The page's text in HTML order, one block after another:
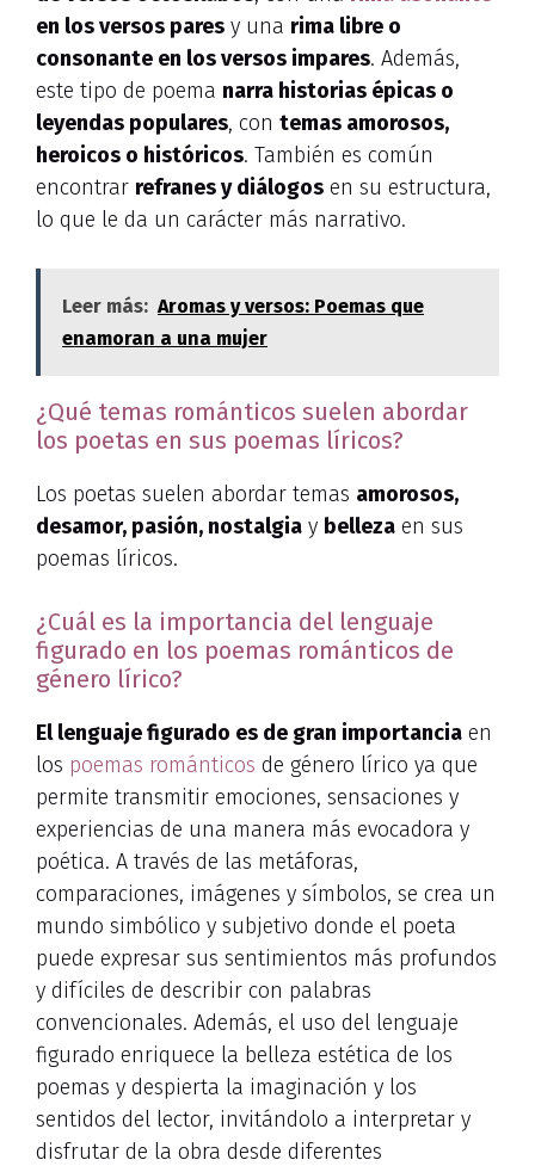
en los versos pares y una rima libre o
consonante en los versos impares. Además,
este tipo de poema narra historias épicas o
leyendas populares, con temas amorosos,
heroicos o históricos. También es común
encontrar refranes y diálogos en su estructura,
lo que le da un carácter más narrativo.
Leer más: Aromas y versos: Poemas que
enamoran a una mujer
¿Qué temas románticos suelen abordar
los poetas en sus poemas líricos?
Los poetas suelen abordar temas amorosos,
desamor, pasión, nostalgia y belleza en sus
poemas líricos.
¿Cuál es la importancia del lenguaje
figurado en los poemas románticos de
género lírico?
El lenguaje figurado es de gran importancia en
los poemas románticos de género lírico ya que
permite transmitir emociones, sensaciones y
experiencias de una manera más evocadora y
poética. A través de las metáforas,
comparaciones, imágenes y símbolos, se crea un
mundo simbólico y subjetivo donde el poeta
puede expresar sus sentimientos más profundos
y difíciles de describir con palabras
convencionales. Además, el uso del lenguaje
figurado enriquece la belleza estética de los
poemas y despierta la imaginación y los
sentidos del lector, invitándolo a interpretar y
disfrutar de la obra desde diferentes